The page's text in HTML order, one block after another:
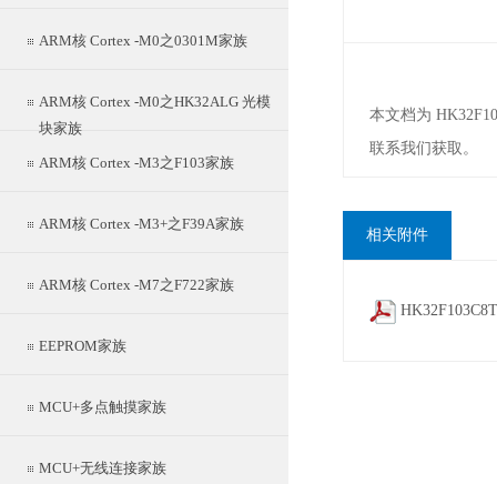
ARM核 Cortex -M0之0301M家族
ARM核 Cortex -M0之HK32ALG 光模
块家族
ARM核 Cortex -M3之F103家族
ARM核 Cortex -M3+之F39A家族
ARM核 Cortex -M7之F722家族
EEPROM家族
MCU+多点触摸家族
MCU+无线连接家族
本文档为
联系我们获取。
相关附件